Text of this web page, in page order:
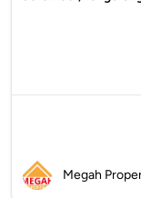
Megah